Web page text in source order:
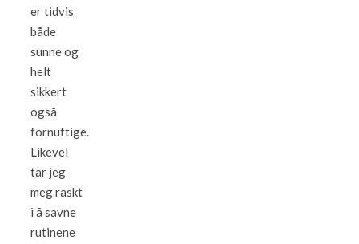
er tidvis
både
sunne og
helt
sikkert
også
fornuftige.
Likevel
tar jeg
meg raskt
i å savne
rutinene